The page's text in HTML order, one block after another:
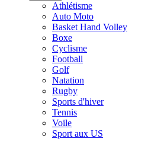
Athlétisme
Auto Moto
Basket Hand Volley
Boxe
Cyclisme
Football
Golf
Natation
Rugby
Sports d'hiver
Tennis
Voile
Sport aux US